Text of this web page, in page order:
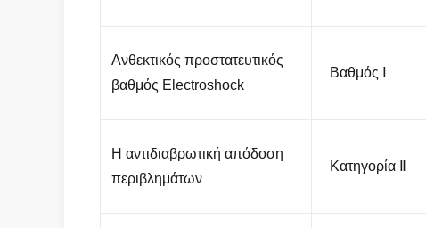
Ανθεκτικός προστατευτικός
βαθμός Electroshock
Βαθμός Ⅰ
Η αντιδιαβρωτική απόδοση
περιβλημάτων
Κατηγορία Ⅱ